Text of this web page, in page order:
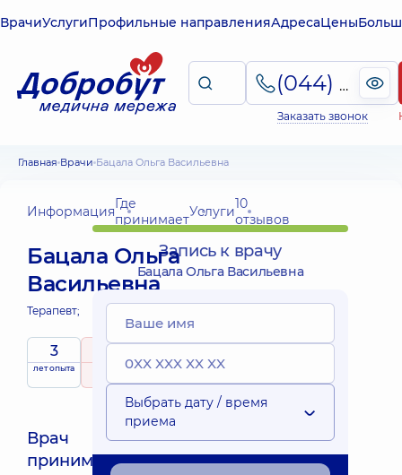
ВрачиУслугиПрофильные направленияАдресаЦены
(044) 495-2-888
Заказать звонок
Главная Врачи Бацала Ольга Васильевна
ИнформацияГде
принимаетУслуги10
отзывов
Бацала Ольга
Васильевна
Терапевт;
3
лет опыта рейтингна основе
Врач
принимает
Запись к врачу
Бацала Ольга Васильевна
Выбрать дату / время
приема